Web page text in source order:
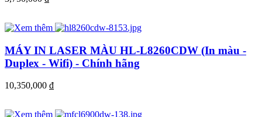
MÁY IN LASER MÀU HL-L8260CDW (In màu -
Duplex - Wifi) - Chính hãng
10,350,000 đ